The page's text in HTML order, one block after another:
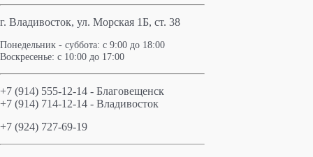
г. Владивосток, ул. Морская 1Б, ст. 38
Понедельник - суббота: с 9:00 до 18:00
Воскресенье: с 10:00 до 17:00
+7 (914) 555-12-14 - Благовещенск
+7 (914) 714-12-14 - Владивосток
+7 (924) 727-69-19